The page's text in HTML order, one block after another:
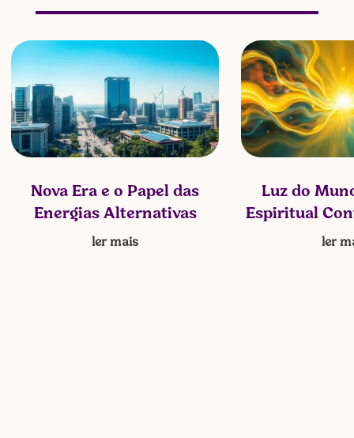
Nova Era e o Papel das
Energias Alternativas
ler mais
Luz do
Espiritual
ler